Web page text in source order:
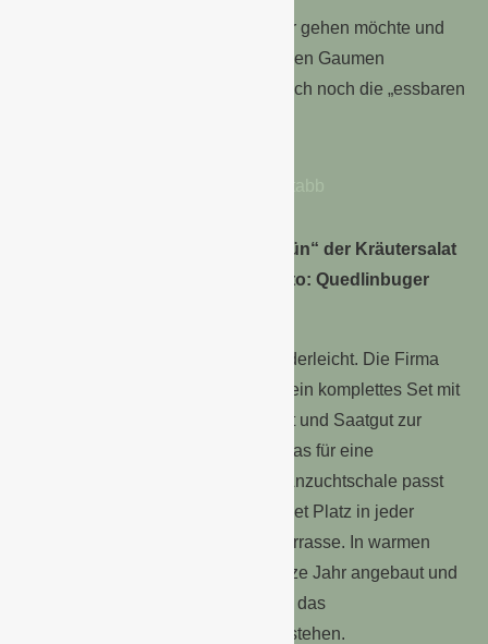
Wer sogar noch einen Schritt weiter gehen möchte und
nicht nur das Auge, sondern auch den Gaumen
verwöhnen will, sollte unbedingt auch noch die „essbaren
Eine weitere Neuheit ist „Babygrün“ der Kräutersalat
zum Verfeinern von Speisen. (Foto: Quedlinbuger
Die Anzucht von „Babygrün“ ist kinderleicht. Die Firma
Quedlinburger Saatgut stellt Ihnen ein komplettes Set mit
Aussaatschale, Wachstumssubstrat und Saatgut zur
Verfügung. So erhalten Sie alles, was für eine
erfolgreiche Anzucht nötig ist. Die Anzuchtschale passt
bequem auf jedes Fensterbrett, findet Platz in jeder
Küche, auf dem Balkon oder der Terrasse. In warmen
Zimmern kann „Babygrün“ das ganze Jahr angebaut und
geerntet werden. Ab Mitte Mai kann das
Anzuchtschälchen auch im Freien stehen.